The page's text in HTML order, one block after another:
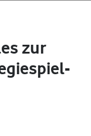
zur